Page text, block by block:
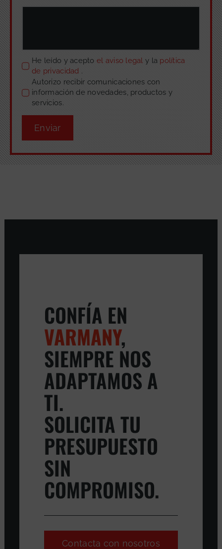
He leído y acepto el aviso legaly la política
de privacidad .
Autorizo recibir comunicaciones con
información de novedades, productos y
servicios.
Enviar
CONFÍA EN
VARMANY,
SIEMPRE NOS
ADAPTAMOS A
TI.
SOLICITA TU
PRESUPUESTO
SIN
COMPROMISO.
Contacta con nosotros